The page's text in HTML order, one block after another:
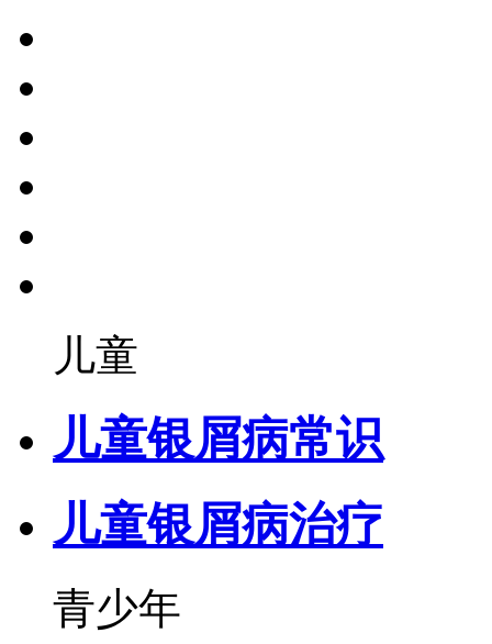
儿童
儿童银屑病常识
儿童银屑病治疗
青少年